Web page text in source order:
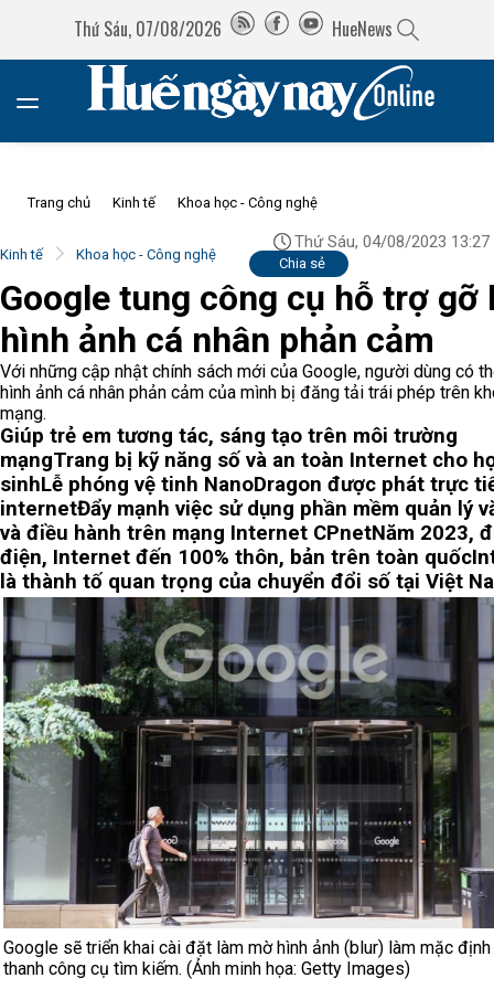
Thứ Sáu, 07/08/2026 HueNews
Trang chủ Kinh tế Khoa học - Công nghệ
Kinh tế Khoa học - Công nghệ
Thứ Sáu, 04/08/2023 13:27
Chia sẻ
Google tung công cụ hỗ trợ gỡ
hình ảnh cá nhân phản cảm
Với những cập nhật chính sách mới của Google, người dùng có
hình ảnh cá nhân phản cảm của mình bị đăng tải trái phép trên
mạng.
Giúp trẻ em tương tác, sáng tạo trên môi trường
mạngTrang bị kỹ năng số và an toàn Internet cho
sinhLễ phóng vệ tinh NanoDragon được phát trực
internetĐẩy mạnh việc sử dụng phần mềm quản lý
và điều hành trên mạng Internet CPnetNăm 2023,
điện, Internet đến 100% thôn, bản trên toàn quốc
là thành tố quan trọng của chuyển đổi số tại Việt
Google sẽ triển khai cài đặt làm mờ hình ảnh (blur) làm mặc
thanh công cụ tìm kiếm. (Ảnh minh họa: Getty Images)